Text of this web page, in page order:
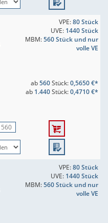
VPE:80 Stück
UVE: 1440 Stück
MBM:560 Stück und nur
volle VE
ab560Stück:0,5650 €*
ab 1.440Stück:0,4710 €*
VPE:80 Stück
UVE: 1440 Stück
MBM:560 Stück und nur
volle VE